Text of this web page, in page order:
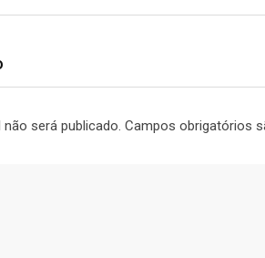
será publicado. Campos obrigatórios